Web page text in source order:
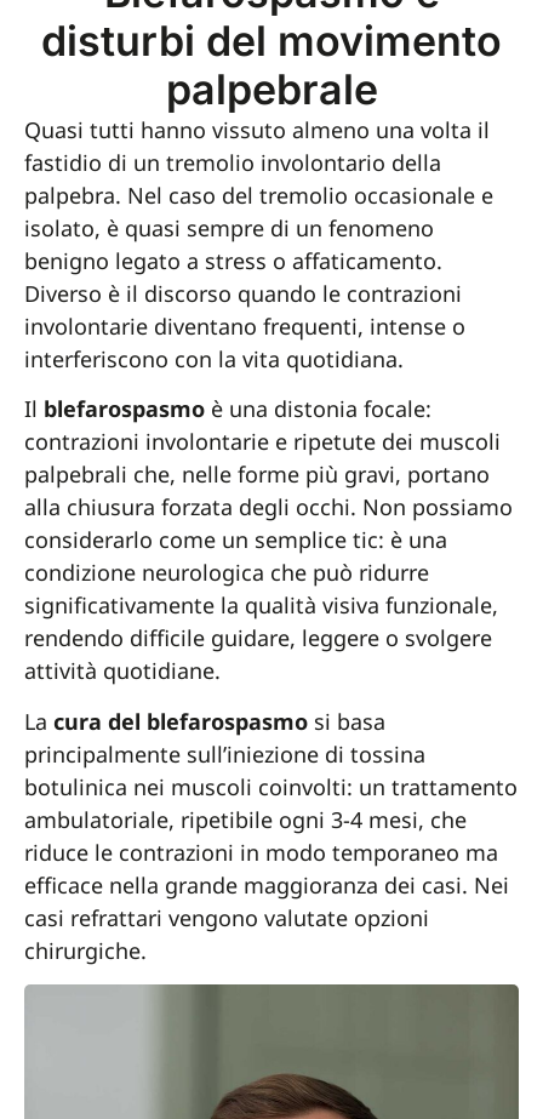
disturbi del movimento
palpebrale
Quasi tutti hanno vissuto almeno una volta il
fastidio di un tremolio involontario della
palpebra. Nel caso del tremolio occasionale e
isolato, è quasi sempre di un fenomeno
benigno legato a stress o affaticamento.
Diverso è il discorso quando le contrazioni
involontarie diventano frequenti, intense o
interferiscono con la vita quotidiana.
Il blefarospasmo è una distonia focale:
contrazioni involontarie e ripetute dei muscoli
palpebrali che, nelle forme più gravi, portano
alla chiusura forzata degli occhi. Non possiamo
considerarlo come un semplice tic: è una
condizione neurologica che può ridurre
significativamente la qualità visiva funzionale,
rendendo difficile guidare, leggere o svolgere
attività quotidiane.
La cura del blefarospasmo si basa
principalmente sull’iniezione di tossina
botulinica nei muscoli coinvolti: un trattamento
ambulatoriale, ripetibile ogni 3-4 mesi, che
riduce le contrazioni in modo temporaneo ma
efficace nella grande maggioranza dei casi. Nei
casi refrattari vengono valutate opzioni
chirurgiche.